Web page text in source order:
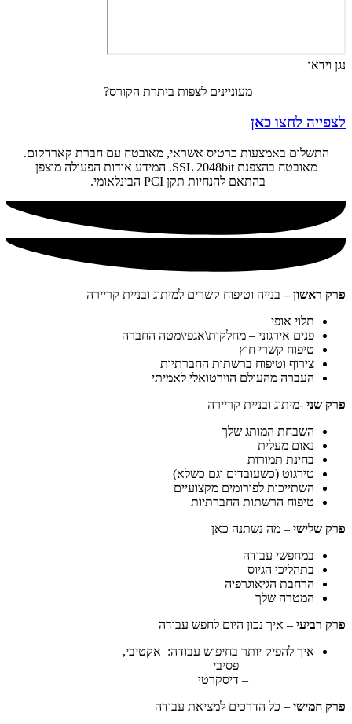
נגן וידאו
מעוניינים לצפות ביתרת הקורס?
לצפייה לחצו כאן
התשלום באמצעות כרטיס אשראי, מאובטח עם חברת קארדקום.
מאובטח בהצפנת SSL 2048bit. המידע אודות הפעולה מוצפן
בהתאם להנחיות תקן PCI הבינלאומי.
פרק ראשון – בנייה וטיפוח קשרים למיתוג ובניית קריירה
תלוי אופי
פנים אירגוני – מחלקות\אגפי\מטה החברה
טיפוח קשרי חוץ
צירוף וטיפוח ברשתות החברתיות
העברה מהעולם הוירטואלי לאמיתי
פרק שני -מיתוג ובניית קריירה
השבחת המותג שלך
נאום מעלית
בחינת תמורות
טירגוט (כשעובדים וגם כשלא)
השתייכות לפורומים מקצועיים
טיפוח הרשתות החברתיות
פרק שלישי – מה נשתנה כאן
במחפשי עבודה
בתהליכי הגיוס
הרחבת הגיאוגרפיה
המטרה שלך
פרק רביעי – איך נכון היום לחפש עבודה
איך להפיק יותר בחיפוש עבודה: אקטיבי,
– פסיבי
– דיסקרטי
פרק חמישי – כל הדרכים למציאת עבודה